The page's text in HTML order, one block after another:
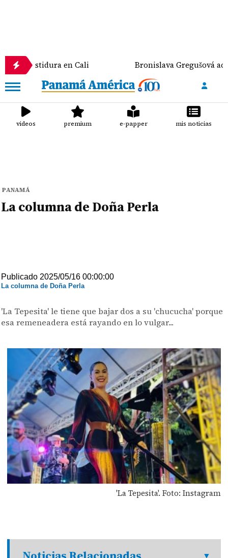
investidura en Cali Bronislava Gregušová
videos premium e-papper mis noticias
PANAMÁ
La columna de Doña Perla
Publicado 2025/05/16 00:00:00
La columna de Doña Perla
'La Tepesita' le tiene que bajar dos a su 'chucucha' porque
esa remeneadera está rayando en lo vulgar...
'La Tepesita'. Foto: Instagram